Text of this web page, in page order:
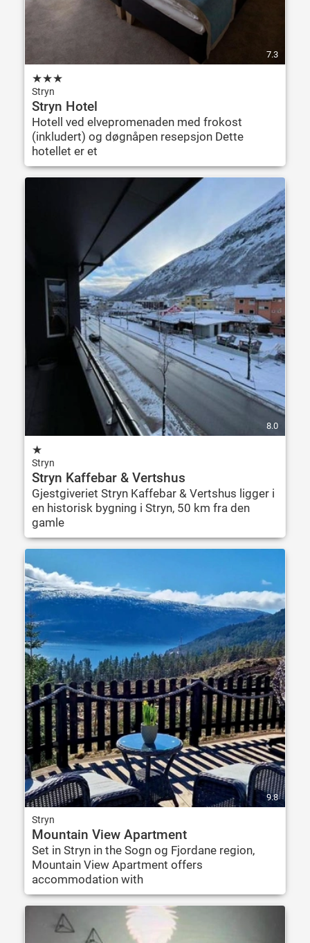
7.3
★★★
Stryn
Stryn Hotel
Hotell ved elvepromenaden med frokost
(inkludert) og døgnåpen resepsjon Dette
hotellet er et
8.0
★
Stryn
Stryn Kaffebar & Vertshus
Gjestgiveriet Stryn Kaffebar & Vertshus ligger i
en historisk bygning i Stryn, 50 km fra den
gamle
9.8
Stryn
Mountain View Apartment
Set in Stryn in the Sogn og Fjordane region,
Mountain View Apartment offers
accommodation with